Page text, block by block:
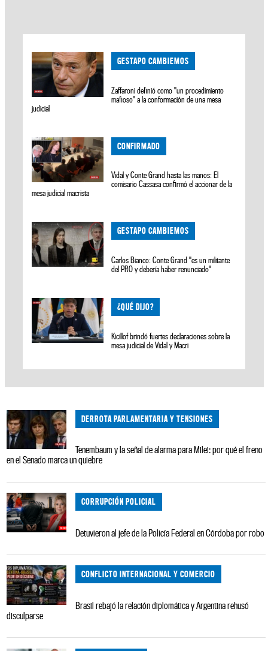
GESTAPO CAMBIEMOS
Zaffaroni definió como "un procedimiento
mafioso" a la conformación de una mesa
judicial
CONFIRMADO
Vidal y Conte Grand hasta las manos: El
comisario Cassasa confirmó el accionar de la
mesa judicial macrista
GESTAPO CAMBIEMOS
Carlos Bianco: Conte Grand "es un militante
del PRO y debería haber renunciado"
¿QUÉ DIJO?
Kicillof brindó fuertes declaraciones sobre la
mesa judicial de Vidal y Macri
DERROTA PARLAMENTARIA Y TENSIONES
Tenembaum y la señal de alarma para Milei: por qué el freno
en el Senado marca un quiebre
CORRUPCIÓN POLICIAL
Detuvieron al jefe de la Policía Federal en Córdoba por robo
CONFLICTO INTERNACIONAL Y COMERCIO
Brasil rebajó la relación diplomática y Argentina rehusó
disculparse